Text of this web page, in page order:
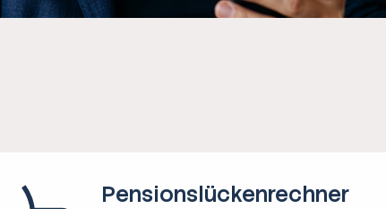
Pensions­lücken­rechner